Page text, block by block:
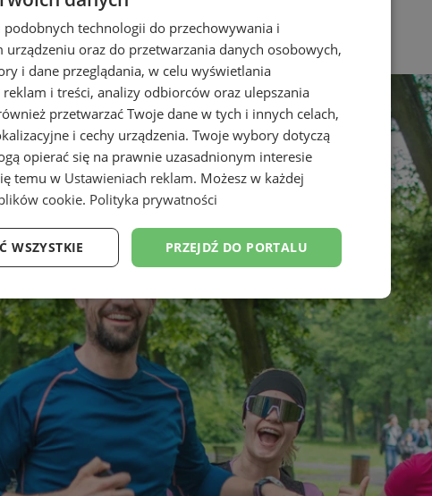
technologii do przechowywania i
oraz do przetwarzania danych osobowych,
i dane przeglądania, w celu wyświetlania
i treści, analizy odbiorców oraz ulepszania
przetwarzać Twoje dane w tych i innych celach,
i cechy urządzenia. Twoje wybory dotyczą
opierać się na prawnie uzasadnionym interesie
temu w Ustawieniach reklam. Możesz w każdej
cookie. Polityka prywatności
PRZEJDŹ DO PORTALU
WSZYSTKIE
Funkcjonalność Niesklasyfikowane
Funkcjonalność Niesklasyfikowane
funkcji strony internetowej, takich jak logowanie użytkownika i
prawidłowo korzystać ze strony internetowej.